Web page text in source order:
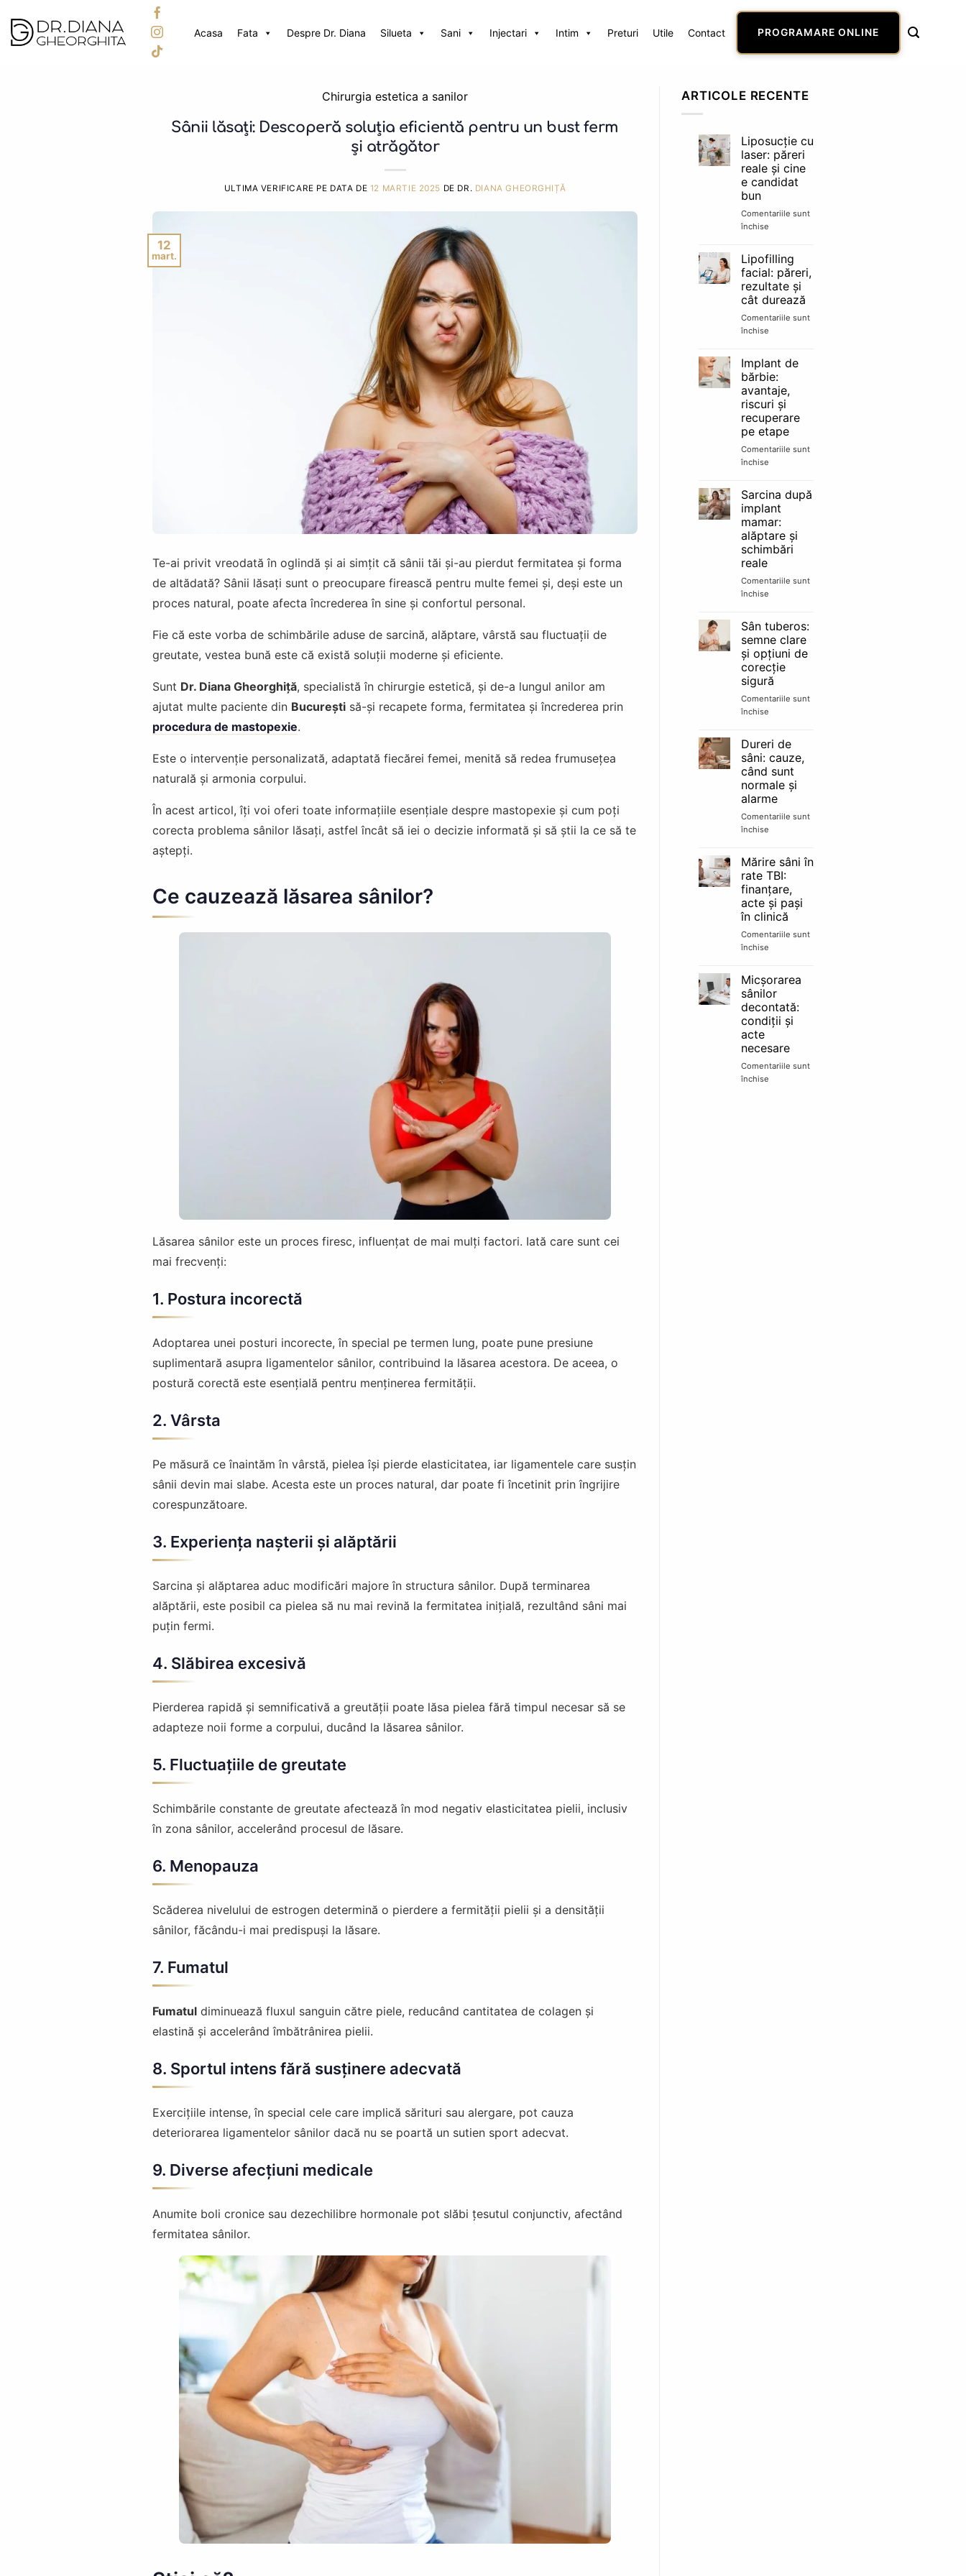
to
content
Acasa Fata Despre Dr. Diana Silueta Sani Injectari Intim Preturi Utile Contact PROGRAMARE ONLINE
Chirurgia estetica a sanilor
Sânii lăsați: Descoperă soluția eficientă pentru un bust ferm
și atrăgător
ULTIMA VERIFICARE PE DATA DE 12 MARTIE 2025 DE DR. DIANA GHEORGHIȚĂ
12
mart.
Te-ai privit vreodată în oglindă și ai simțit că sânii tăi și-au pierdut fermitatea și forma
de altădată? Sânii lăsați sunt o preocupare firească pentru multe femei și, deși este un
proces natural, poate afecta încrederea în sine și confortul personal.
Fie că este vorba de schimbările aduse de sarcină, alăptare, vârstă sau fluctuații de
greutate, vestea bună este că există soluții moderne și eficiente.
Sunt Dr. Diana Gheorghiță, specialistă în chirurgie estetică, și de-a lungul anilor am
ajutat multe paciente din București să-și recapete forma, fermitatea și încrederea prin
procedura de mastopexie.
Este o intervenție personalizată, adaptată fiecărei femei, menită să redea frumusețea
naturală și armonia corpului.
În acest articol, îți voi oferi toate informațiile esențiale despre mastopexie și cum poți
corecta problema sânilor lăsați, astfel încât să iei o decizie informată și să știi la ce să te
aștepți.
Ce cauzează lăsarea sânilor?
Lăsarea sânilor este un proces firesc, influențat de mai mulți factori. Iată care sunt cei
mai frecvenți:
1. Postura incorectă
Adoptarea unei posturi incorecte, în special pe termen lung, poate pune presiune
suplimentară asupra ligamentelor sânilor, contribuind la lăsarea acestora. De aceea, o
postură corectă este esențială pentru menținerea fermității.
2. Vârsta
Pe măsură ce înaintăm în vârstă, pielea își pierde elasticitatea, iar ligamentele care susțin
sânii devin mai slabe. Acesta este un proces natural, dar poate fi încetinit prin îngrijire
corespunzătoare.
3. Experiența nașterii și alăptării
Sarcina și alăptarea aduc modificări majore în structura sânilor. După terminarea
alăptării, este posibil ca pielea să nu mai revină la fermitatea inițială, rezultând sâni mai
puțin fermi.
4. Slăbirea excesivă
Pierderea rapidă și semnificativă a greutății poate lăsa pielea fără timpul necesar să se
adapteze noii forme a corpului, ducând la lăsarea sânilor.
5. Fluctuațiile de greutate
Schimbările constante de greutate afectează în mod negativ elasticitatea pielii, inclusiv
în zona sânilor, accelerând procesul de lăsare.
6. Menopauza
Scăderea nivelului de estrogen determină o pierdere a fermității pielii și a densității
sânilor, făcându-i mai predispuși la lăsare.
7. Fumatul
Fumatul diminuează fluxul sanguin către piele, reducând cantitatea de colagen și
elastină și accelerând îmbătrânirea pielii.
8. Sportul intens fără susținere adecvată
Exercițiile intense, în special cele care implică sărituri sau alergare, pot cauza
deteriorarea ligamentelor sânilor dacă nu se poartă un sutien sport adecvat.
9. Diverse afecțiuni medicale
Anumite boli cronice sau dezechilibre hormonale pot slăbi țesutul conjunctiv, afectând
fermitatea sânilor.
ARTICOLE RECENTE
Liposucție cu
laser: păreri
reale și cine
e candidat
bun
Comentariile sunt
închise
cu
laser:
păreri
reale
și
cine
Lipofilling
facial: păreri,
rezultate și
cât durează
Comentariile sunt
închise
facial:
păreri,
rezultate
și
cât
durează
Implant de
bărbie:
avantaje,
riscuri și
recuperare
pe etape
Comentariile sunt
închise
bărbie:
avantaje,
riscuri
și
recuperare
etape
Sarcina după
implant
mamar:
alăptare și
schimbări
reale
Comentariile sunt
închise
după
implant
mamar:
alăptare
și
schimbări
reale
Sân tuberos:
semne clare
și opțiuni de
corecție
sigură
Comentariile sunt
închise
tuberos:
semne
clare
și
opțiuni
de
corecție
Dureri de
sâni: cauze,
când sunt
normale și
alarme
Comentariile sunt
închise
sâni:
cauze,
când
sunt
normale
și
Mărire sâni în
rate TBI:
finanțare,
acte și pași
în clinică
Comentariile sunt
închise
în
rate
TBI:
finanțare,
și
pași
Micșorarea
sânilor
decontată:
condiții și
acte
necesare
Comentariile sunt
închise